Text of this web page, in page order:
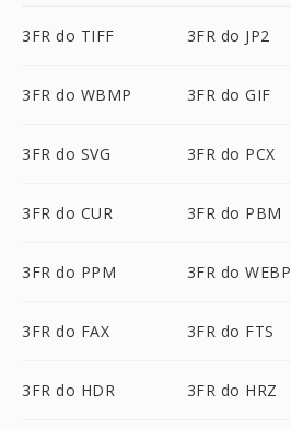
3FR do TIFF 3FR do JP2
3FR do WBMP 3FR do GIF
3FR do SVG 3FR do PCX
3FR do CUR 3FR do PBM
3FR do PPM 3FR do WEBP
3FR do FAX 3FR do FTS
3FR do HDR 3FR do HRZ